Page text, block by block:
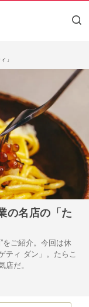
」
の名店の「た
をご紹介。今回は休
ティ ダン」。たらこ
店だ。